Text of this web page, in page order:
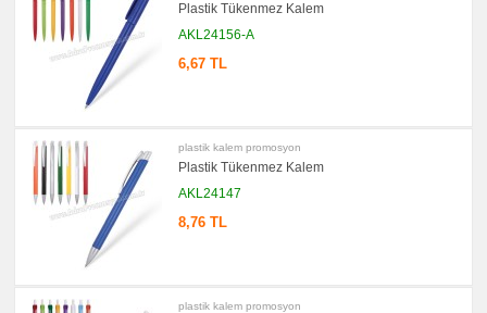
Plastik Tükenmez Kalem
AKL24156-A
6,67 TL
plastik kalem promosyon
Plastik Tükenmez Kalem
AKL24147
8,76 TL
plastik kalem promosyon
&
Manikür
Seti
promosyon
Şerit
Mezura
&
El
promosyon
Çakmak
Küllük